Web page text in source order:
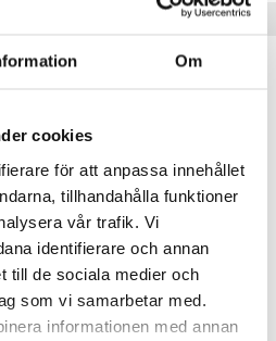
Om
cookies
för att anpassa innehållet
tillhandahålla funktioner
vår trafik. Vi
identifierare och annan
till de sociala medier och
som vi samarbetar med.
informationen med annan